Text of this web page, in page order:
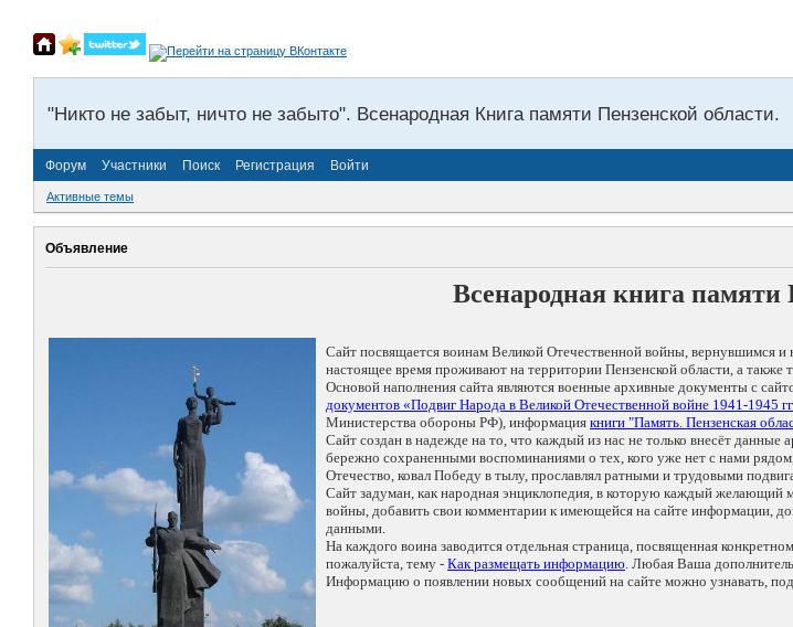
"Никто не забыт, ничто не забыто". Всенародная Книга памяти Пензенской области.
Форум Участники Поиск Регистрация Войти
Активные темы
Объявление
Всенародная книга памяти
Сайт посвящается воинам Великой Отечественной войны, вернувшимся
настоящее время проживают на территории Пензенской области, а
Основой наполнения сайта являются военные архивные документы с
документов «Подвиг Народа в Великой Отечественной войне 1941-1945
Министерства обороны РФ), информация книги "Память. Пензенская
Сайт создан в надежде на то, что каждый из нас не только внесёт
бережно сохраненными воспоминаниями о тех, кого уже нет с нами
Отечество, ковал Победу в тылу, прославлял ратными и трудовыми
Сайт задуман, как народная энциклопедия, в которую каждый
войны, добавить свои комментарии к имеющейся на сайте информации,
данными.
На каждого воина заводится отдельная страница, посвященная
пожалуйста, тему - Как размещать информацию. Любая Ваша
Информацию о появлении новых сообщений на сайте можно узнавать,